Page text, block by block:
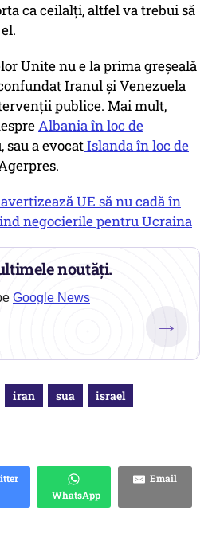
ca ceilalţi, altfel va trebui să
Unite nu e la prima greșeală
Iranul şi Venezuela
publice. Mai mult,
Albania în loc de
sau a evocatIslanda în loc de
UE să nu cadă în
negocierile pentru Ucraina
noutăți.
Google News
→
iran sua israel
WhatsApp
Email